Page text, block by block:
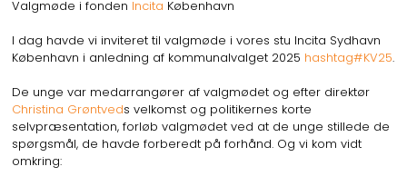
Valgmøde i fonden Incita København
I dag havde vi inviteret til valgmøde i vores stu Incita Sydhavn
København i anledning af kommunalvalget 2025 hashtag#KV25.
De unge var medarrangører af valgmødet og efter direktør
Christina Grøntveds velkomst og politikernes korte
selvpræsentation, forløb valgmødet ved at de unge stillede de
spørgsmål, de havde forberedt på forhånd. Og vi kom vidt
omkring: